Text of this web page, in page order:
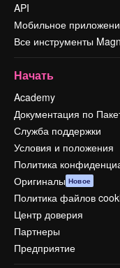
API
Мобильное
Все инструменты
Начать
Academy
Документация по
Служба поддержки
Условия и положения
Политика
Оригиналы Новое
Политика файлов
Центр доверия
Партнеры
Предприятие